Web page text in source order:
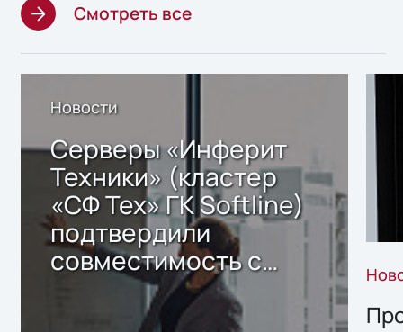
Смотреть все
Новости
Серверы «Инферит
Техники» (кластер
«СФ Тех» ГК Softline)
подтвердили
совместимость с
решением Sharx
Storage 2.x для